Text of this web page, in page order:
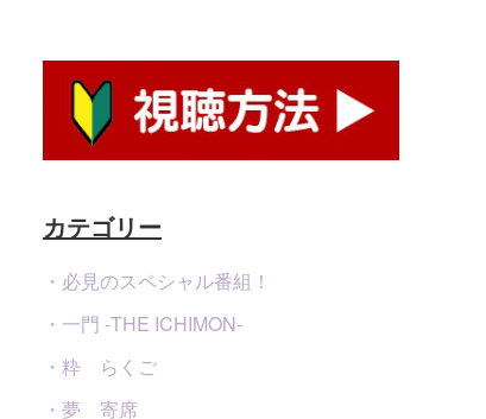
カテゴリー
・必見のスペシャル番組！
・一門 -THE ICHIMON-
・粋 らくご
・夢 寄席